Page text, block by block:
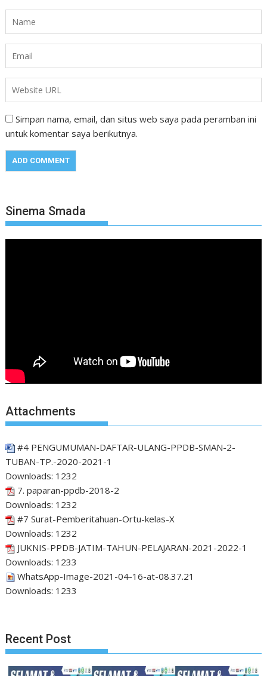
Simpan nama, email, dan situs web saya pada peramban ini
untuk komentar saya berikutnya.
Sinema Smada
Attachments
#4 PENGUMUMAN-DAFTAR-ULANG-PPDB-SMAN-2-
TUBAN-TP.-2020-2021-1
Downloads: 1232
7. paparan-ppdb-2018-2
Downloads: 1232
#7 Surat-Pemberitahuan-Ortu-kelas-X
Downloads: 1232
JUKNIS-PPDB-JATIM-TAHUN-PELAJARAN-2021-2022-1
Downloads: 1233
WhatsApp-Image-2021-04-16-at-08.37.21
Downloads: 1233
Recent Post